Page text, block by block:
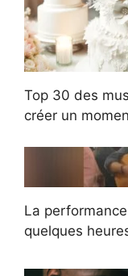
Top 30 des
créer un
La
quelques